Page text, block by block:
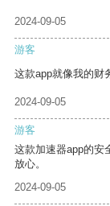
2024-09-05
游客
这款app就像我的财
2024-09-05
游客
这款加速器app的安
放心。
2024-09-05